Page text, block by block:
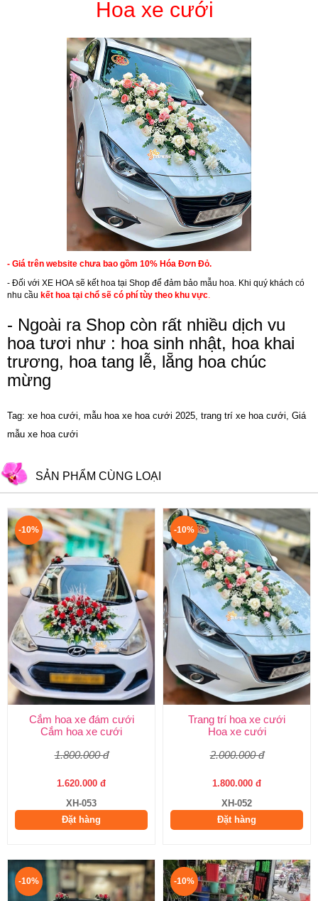
Hoa xe cưới
- Giá trên website chưa bao gồm 10% Hóa Đơn Đỏ.
- Đối với XE HOA sẽ kết hoa tại Shop để đảm bảo mẫu hoa. Khi quý khách có
nhu cầu kết hoa tại chổ sẽ có phí tùy theo khu vực.
- Ngoài ra Shop còn rất nhiều dịch vu
hoa tươi như : hoa sinh nhật, hoa khai
trương, hoa tang lễ, lẵng hoa chúc
mừng
Tag: xe hoa cưới, mẫu hoa xe hoa cưới 2025, trang trí xe hoa cưới, Giá
mẫu xe hoa cưới
SẢN PHẨM CÙNG LOẠI
-10%
Cắm hoa xe đám cưới
Cắm hoa xe cưới
1.800.000 đ
1.620.000 đ
XH-053
Đặt hàng
-10%
Trang trí hoa xe cưới
Hoa xe cưới
2.000.000 đ
1.800.000 đ
XH-052
Đặt hàng
-10% -10%